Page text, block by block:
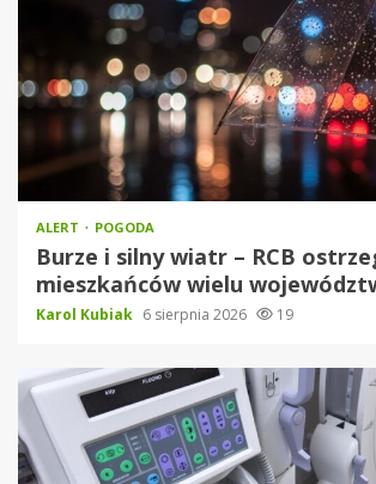
ALERT POGODA
Burze i silny wiatr – RCB
mieszkańców wielu
Karol Kubiak 6 sierpnia 2026 19